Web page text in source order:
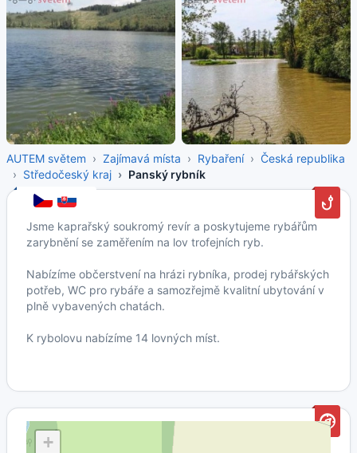
AUTEM světem Zajímavá místa Rybaření
Česká republika
Středočeský kraj
Panský rybník
Jsme kaprařský soukromý revír a poskytujeme rybářům
zarybnění se zaměřením na lov trofejních ryb.
Nabízíme občerstvení na hrázi rybníka, prodej rybářských
potřeb, WC pro rybáře a samozřejmě kvalitní ubytování v
plně vybavených chatách.
K rybolovu nabízíme 14 lovných míst.
+